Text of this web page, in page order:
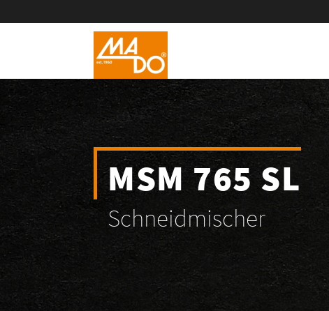
MSM 765 SL
Schneidmischer